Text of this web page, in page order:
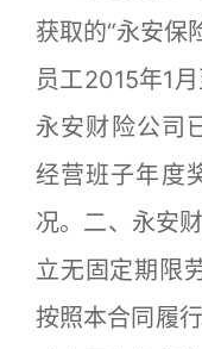
获取的“永安保
员工2015年1
永安财险公司
经营班子年度
况。二、永安
立无固定期限
按照本合同履